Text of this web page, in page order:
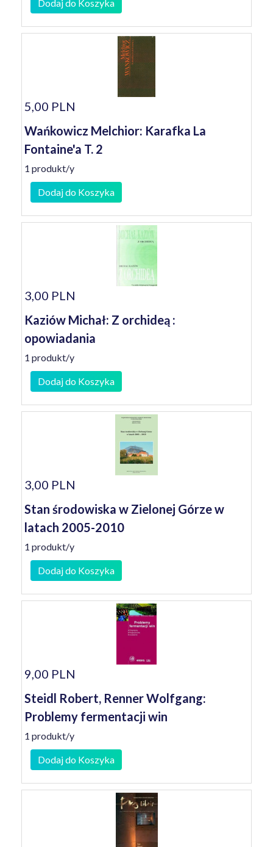
Dodaj do Koszyka
5,00 PLN
Wańkowicz Melchior: Karafka La
Fontaine'a T. 2
1 produkt/y
Dodaj do Koszyka
3,00 PLN
Kaziów Michał: Z orchideą :
opowiadania
1 produkt/y
Dodaj do Koszyka
3,00 PLN
Stan środowiska w Zielonej Górze w
latach 2005-2010
1 produkt/y
Dodaj do Koszyka
9,00 PLN
Steidl Robert, Renner Wolfgang:
Problemy fermentacji win
1 produkt/y
Dodaj do Koszyka